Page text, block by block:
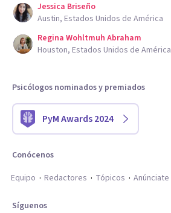
Jessica Briseño
Austin, Estados Unidos de América
Regina Wohltmuh Abraham
Houston, Estados Unidos de América
Psicólogos nominados y premiados
PyM Awards 2024
Conócenos
Equipo
Redactores Tópicos Anúnciate
Síguenos